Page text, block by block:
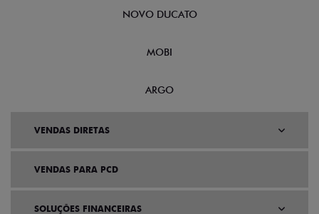
NOVO DUCATO
MOBI
ARGO
VENDAS DIRETAS
VENDAS PARA PCD
SOLUÇÕES FINANCEIRAS